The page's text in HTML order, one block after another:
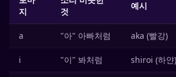
지
것
예시
a "아" 아빠처럼 aka (빨강)
i "이" 봐처럼 shiroi (하얀)